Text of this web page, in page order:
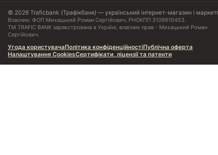
© 2026 Traficbank (Трафікбанк) — український інтернет-магазин і
Власник: ФОП Михацький Роман Сергійович, РНОКПП 3109610453.
ТМ TRAFIC BANK зареєстрована в Україні, власник прав - Михацький Роман
Сергійович.
Угода користувачаПолітика конфіденційностіПублічна оферта
Налаштування CookiesСертифікати, ліцензії та патенти